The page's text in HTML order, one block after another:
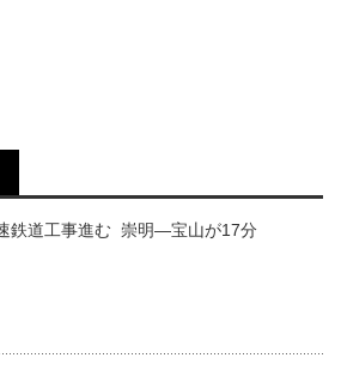
鉄道工事進む 崇明―宝山が17分